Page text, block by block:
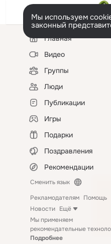
Мы используем
законный
Левая
колонкаГлавная
Видео
Группы
Люди
Публикации
Игры
Подарки
Поздравления
Рекомендации
Сменить язык
Рекламодателям Помощь
Новости Ещё
Мы применяем
рекомендательные
Подробнее